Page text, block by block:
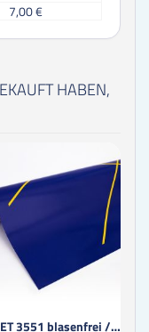
7,00 €
HABEN,
ORAJET 3551 blasenfrei / permanent / laminiert